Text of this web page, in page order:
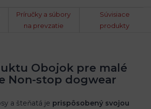
Príručky a súbory
na prevzatie
Súvisiace
produkty
Obojok pre malé
Non-stop dogwear
a šteňatá je prispôsobený svojou